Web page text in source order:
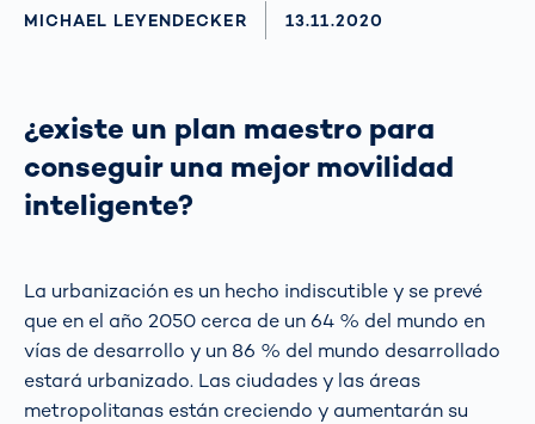
AUTHOR
MICHAEL LEYENDECKER AKTUALISIERT AM:
13.11.2020
¿existe un plan maestro para
conseguir una mejor movilidad
inteligente?
La urbanización es un hecho indiscutible y se prevé
que en el año 2050 cerca de un 64 % del mundo en
vías de desarrollo y un 86 % del mundo desarrollado
estará urbanizado. Las ciudades y las áreas
metropolitanas están creciendo y aumentarán su